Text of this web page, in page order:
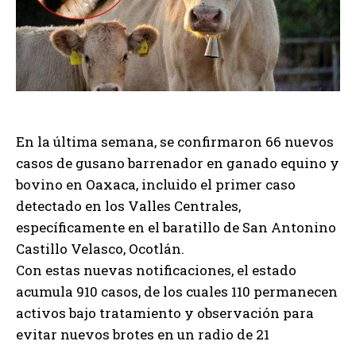
En la última semana, se confirmaron 66 nuevos
casos de gusano barrenador en ganado equino y
bovino en Oaxaca, incluido el primer caso
detectado en los Valles Centrales,
específicamente en el baratillo de San Antonino
Castillo Velasco, Ocotlán.
Con estas nuevas notificaciones, el estado
acumula 910 casos, de los cuales 110 permanecen
activos bajo tratamiento y observación para
evitar nuevos brotes en un radio de 21